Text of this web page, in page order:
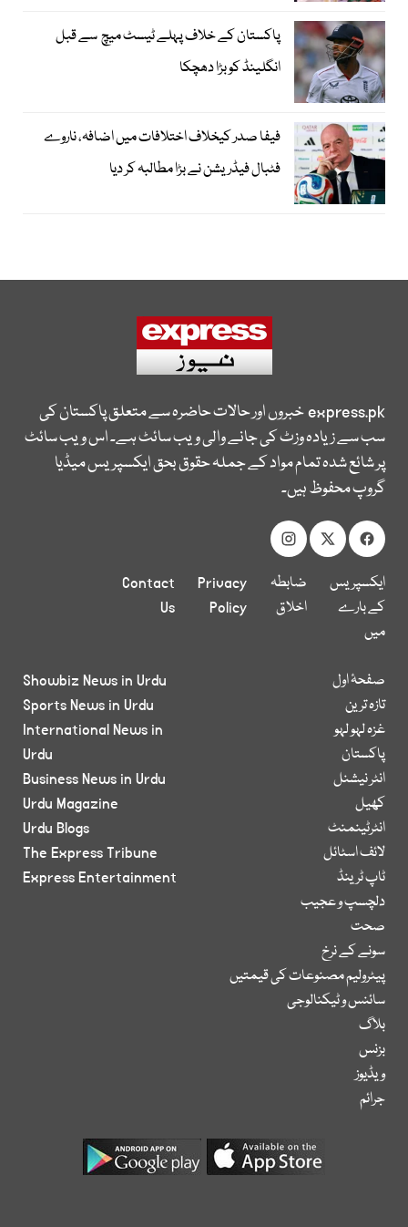
پاکستان کے خلاف پہلے ٹیسٹ میچ سے قبل
انگلینڈ کو بڑا دھچکا
فیفا صدر کیخلاف اختلافات میں اضافہ، ناروے
فٹبال فیڈریشن نے بڑا مطالبہ کر دیا
express.pkخبروں اور حالات حاضرہ سے متعلق پاکستان کی
سب سے زیادہ وزٹ کی جانے والی ویب سائٹ ہے۔ اس ویب سائٹ
پر شائع شدہ تمام مواد کے جملہ حقوق بحق ایکسپریس میڈیا
گروپ محفوظ ہیں۔
ایکسپریس
کے بارے
میں
ضابطہ
اخلاق
Privacy
Policy
Contact
Us
صفحۂ اول
تازہ ترین
غزہ لہو لہو
پاکستان
انٹر نیشنل
کھیل
انٹرٹینمنٹ
لائف اسٹائل
ٹاپ ٹرینڈ
دلچسپ و عجیب
صحت
سونے کے نرخ
پیٹرولیم مصنوعات کی قیمتیں
سائنس و ٹیکنالوجی
بلاگ
بزنس
ویڈیوز
جرائم
Showbiz News in Urdu
Sports News in Urdu
International News in
Urdu
Business News in Urdu
Urdu Magazine
Urdu Blogs
The Express Tribune
Express Entertainment